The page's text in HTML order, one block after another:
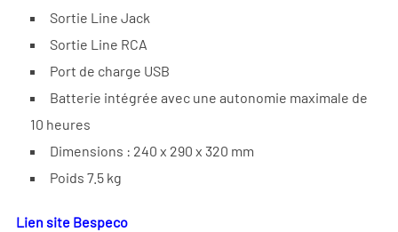
Sortie Line Jack
Sortie Line RCA
Port de charge USB
Batterie intégrée avec une autonomie maximale de
10 heures
Dimensions : 240 x 290 x 320 mm
Poids 7.5 kg
Lien site Bespeco